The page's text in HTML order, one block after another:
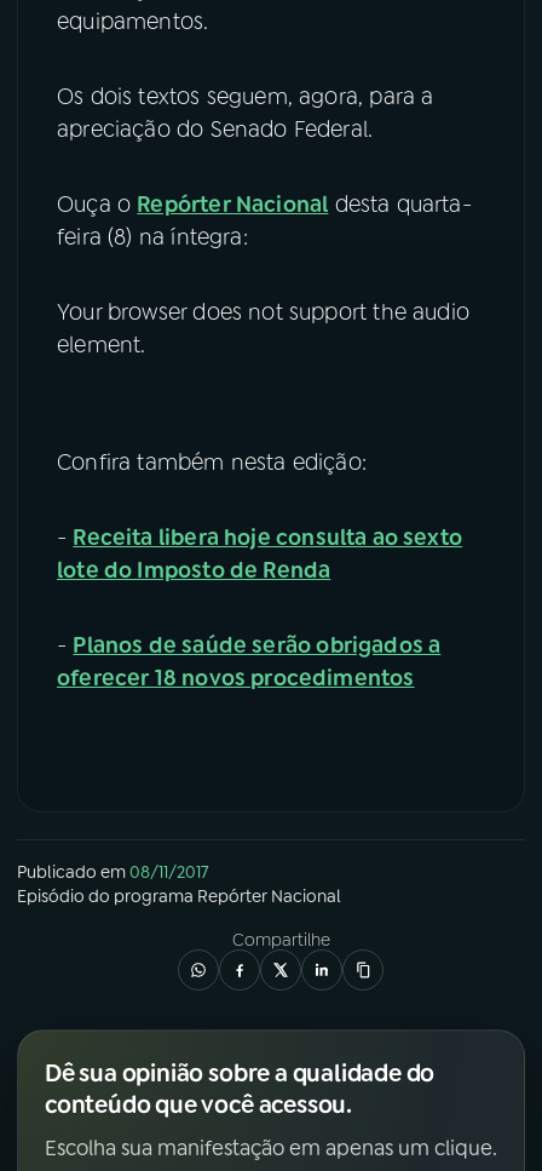
equipamentos.
Os dois textos seguem, agora, para a
apreciação do Senado Federal.
Ouça o Repórter Nacional desta quarta-
feira (8) na íntegra:
Your browser does not support the audio
element.
Confira também nesta edição:
- Receita libera hoje consulta ao sexto
lote do Imposto de Renda
- Planos de saúde serão obrigados a
oferecer 18 novos procedimentos
Publicado em08/11/2017
Episódio do programa Repórter Nacional
Compartilhe
Dê sua opinião sobre a qualidade do
conteúdo que você acessou.
Escolha sua manifestação em apenas um clique.